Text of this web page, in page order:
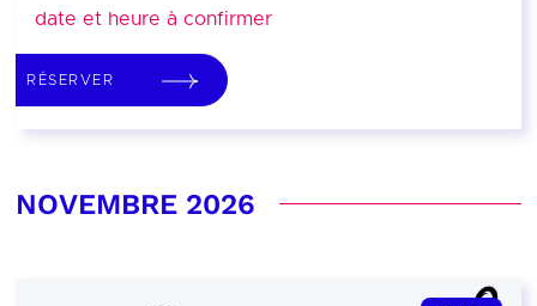
date et heure à confirmer
RÉSERVER
NOVEMBRE 2026